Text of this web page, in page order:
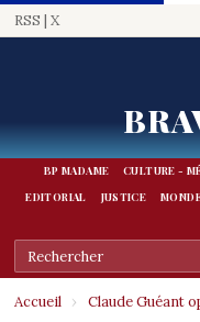
RSS | X
BP MADAME CULTURE -
EDITORIAL
JUSTICE
Accueil › Claude Guéant